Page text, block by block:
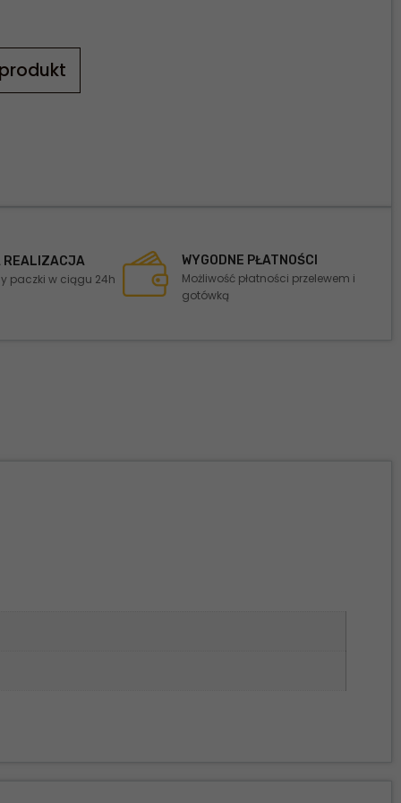
REALIZACJA
paczki w ciągu 24h
WYGODNE PŁATNOŚCI
Możliwość płatności przelewem i
gotówką